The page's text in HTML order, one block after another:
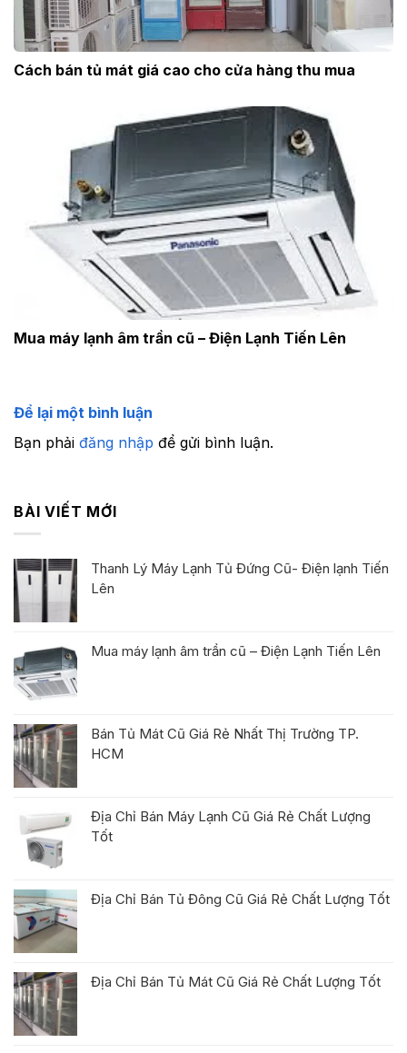
Cách bán tủ mát giá cao cho cửa hàng thu mua
Mua máy lạnh âm trần cũ – Điện Lạnh Tiến Lên
Để lại một bình luận
Bạn phải đăng nhập để gửi bình luận.
BÀI VIẾT MỚI
Thanh Lý Máy Lạnh Tủ Đứng Cũ- Điện lạnh Tiến
Lên
Mua máy lạnh âm trần cũ – Điện Lạnh Tiến Lên
Bán Tủ Mát Cũ Giá Rẻ Nhất Thị Trường TP.
HCM
Địa Chỉ Bán Máy Lạnh Cũ Giá Rẻ Chất Lượng
Tốt
Địa Chỉ Bán Tủ Đông Cũ Giá Rẻ Chất Lượng Tốt
Địa Chỉ Bán Tủ Mát Cũ Giá Rẻ Chất Lượng Tốt